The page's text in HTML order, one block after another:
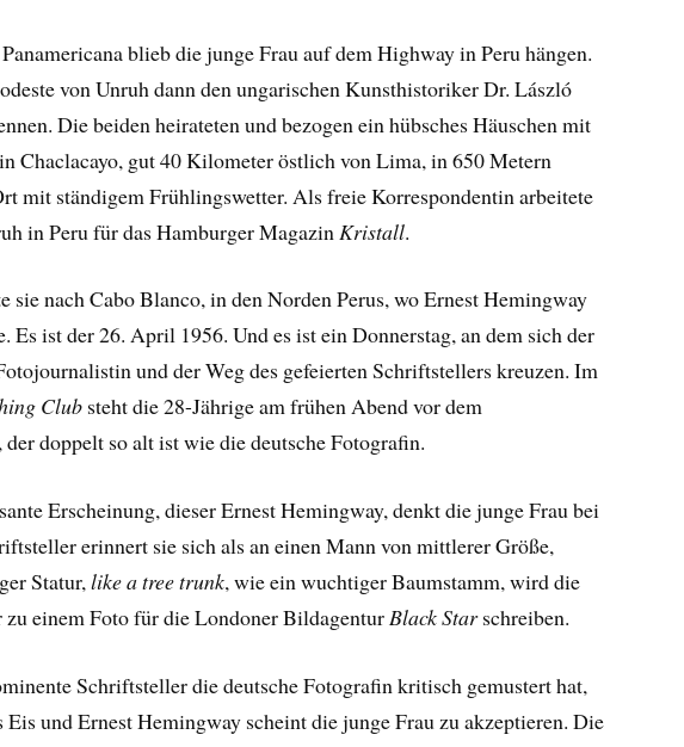
blieb die junge Frau auf dem Highway in Peru hängen.
von Unruh dann den ungarischen Kunsthistoriker Dr. László
Die beiden heirateten und bezogen ein hübsches Häuschen mit
Chaclacayo, gut 40 Kilometer östlich von Lima, in 650 Metern
mit ständigem Frühlingswetter. Als freie Korrespondentin arbeitete
in Peru für das Hamburger Magazin Kristall.
sie nach Cabo Blanco, in den Norden Perus, wo Ernest Hemingway
Es ist der 26. April 1956. Und es ist ein Donnerstag, an dem sich der
und der Weg des gefeierten Schriftstellers kreuzen. Im
Club steht die 28-Jährige am frühen Abend vor dem
doppelt so alt ist wie die deutsche Fotografin.
Erscheinung, dieser Ernest Hemingway, denkt die junge Frau bei
erinnert sie sich als an einen Mann von mittlerer Größe,
Statur,like a tree trunk, wie ein wuchtiger Baumstamm, wird die
zu einem Foto für die Londoner BildagenturBlack Starschreiben.
Schriftsteller die deutsche Fotografin kritisch gemustert hat,
Eis und Ernest Hemingway scheint die junge Frau zu akzeptieren. Die